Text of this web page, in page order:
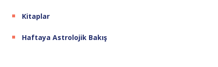
Kitaplar
Haftaya Astrolojik Bakış